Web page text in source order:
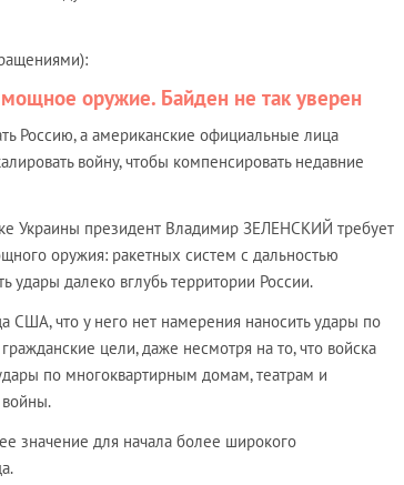
оружие. Байден не так уверен
Россию, а американские официальные лица
войну, чтобы компенсировать недавние
Украины президент Владимир ЗЕЛЕНСКИЙ требует
оружия: ракетных систем с дальностью
удары далеко вглубь территории России.
США, что у него нет намерения наносить удары по
цели, даже несмотря на то, что войска
по многоквартирным домам, театрам и
значение для начала более широкого